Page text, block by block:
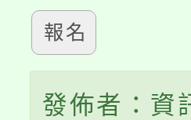
報名
發佈者：資